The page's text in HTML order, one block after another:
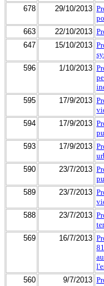
678
29/10/2013
663
22/10/2013
647
15/10/2013
596
1/10/2013
595
17/9/2013
594
17/9/2013
593
17/9/2013
590
23/7/2013
589
23/7/2013
588
23/7/2013
569
16/7/2013
560
9/7/2013